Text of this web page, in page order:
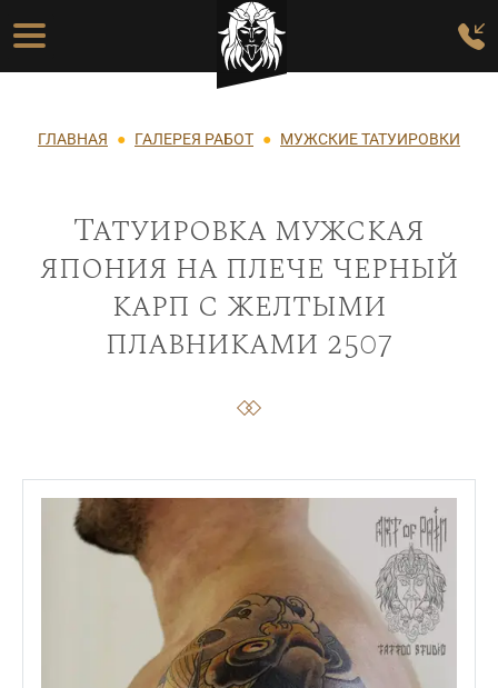
Перейти к основному содержанию
Основная навигация
Строка навигации
ГЛАВНАЯ ГАЛЕРЕЯ РАБОТ МУЖСКИЕ ТАТУИРОВКИ
Татуировка мужская
япония на плече черный
карп с желтыми
плавниками 2507